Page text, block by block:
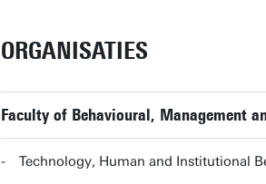
ORGANISATIES
Faculty of Behavioural, Management
Technology, Human and Institutional